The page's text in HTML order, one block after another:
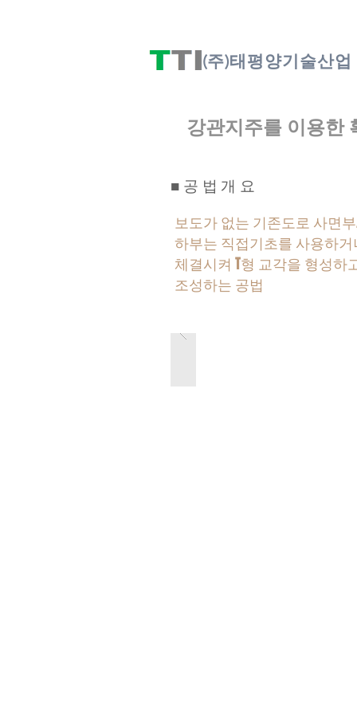
(주)태평양기술산업
강관지주를 이용한
■공법개요
보도가 없는 기존도로 사면
하부는 직접기초를 사용하
체결시켜 T형 교각을 형성
조성하는 공법